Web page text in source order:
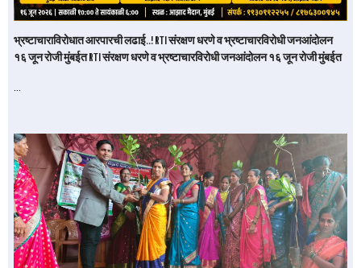
भ्रष्टाचाराविरोधात आरपारची लढाई..! RTI संरक्षण धरणे व भ्रष्टाचारविरोधी जनआंदोलन
१६ जून रोजी मुंबईत RTI संरक्षण धरणे व भ्रष्टाचारविरोधी जनआंदोलन १६ जून रोजी मुंबईत
…